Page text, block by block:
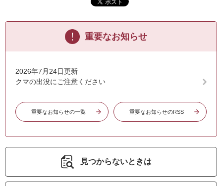
重要なお知らせ
2026年7月24日更新
クマの出没にご注意ください
重要なお知らせの一覧 重要なお知らせのRSS
見つからないときは